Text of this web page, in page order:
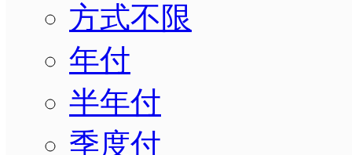
方式不限
年付
半年付
季度付